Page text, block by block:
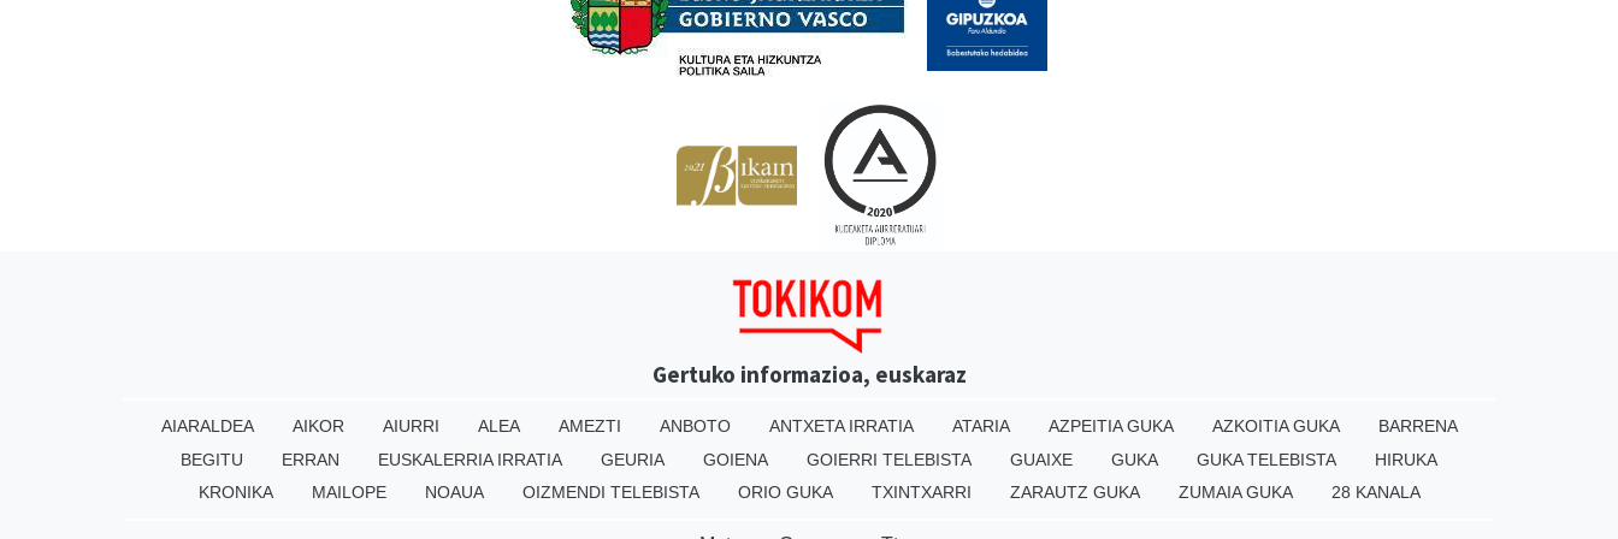
Gertuko informazioa, euskaraz
AIARALDEA AIKOR AIURRI ALEA AMEZTI ANBOTO ANTXETA IRRATIA ATARIA AZPEITIA GUKA AZKOITIA GUKA
BARRENA
BEGITU
ERRAN EUSKALERRIA IRRATIA GEURIA GOIENA GOIERRI TELEBISTA GUAIXE GUKA GUKA TELEBISTA
HIRUKA
KRONIKA
MAILOPE NOAUA OIZMENDI TELEBISTA ORIO GUKA TXINTXARRI ZARAUTZ GUKA ZUMAIA GUKA 28 KANALA